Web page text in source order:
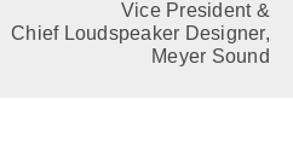
Vice President &
Chief Loudspeaker Designer,
Meyer Sound